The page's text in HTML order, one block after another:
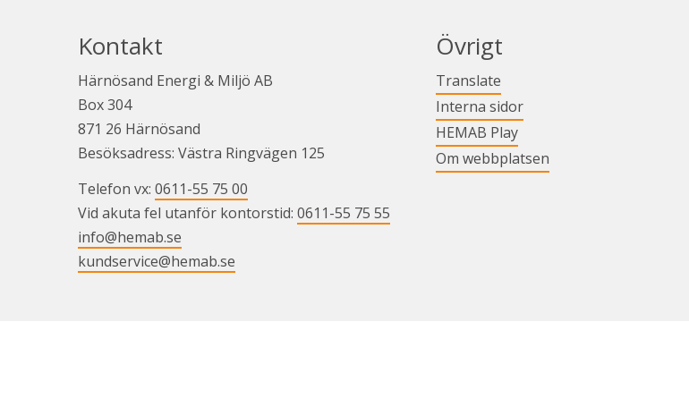
Kontakt
Härnösand Energi & Miljö AB
Box 304
871 26 Härnösand
Besöksadress: Västra Ringvägen 125
Telefon vx: 0611-55 75 00
Vid akuta fel utanför kontorstid: 0611-55 75 55
info@hemab.se
kundservice@hemab.se
Övrigt
Translate
Interna sidorLänk till annan webbplats.
HEMAB PlayLänk till annan webbplats.
Om webbplatsen